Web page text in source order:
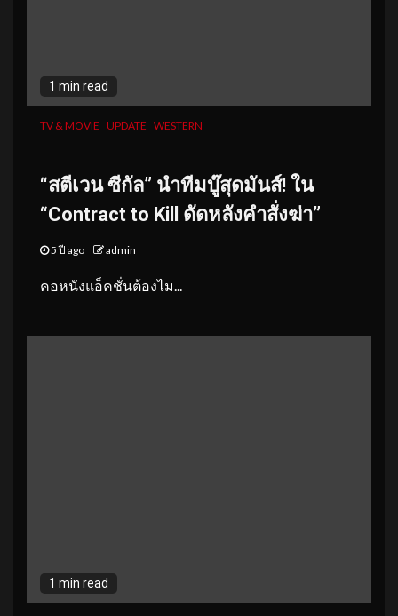
1 min read
TV & MOVIE UPDATE WESTERN
“สตีเวน ซีกัล” นำทีมบู๊สุดมันส์! ใน
“Contract to Kill ดัดหลังคำสั่งฆ่า”
5 ปี ago admin
คอหนังแอ็คชั่นต้องไม...
1 min read